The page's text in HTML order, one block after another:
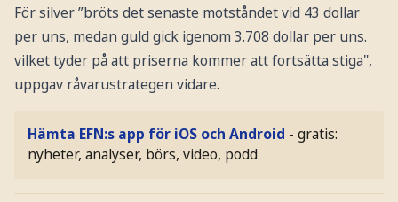
För silver ”bröts det senaste motståndet vid 43 dollar
per uns, medan guld gick igenom 3.708 dollar per uns.
vilket tyder på att priserna kommer att fortsätta stiga",
uppgav råvarustrategen vidare.
Hämta EFN:s app för iOS och Android - gratis:
nyheter, analyser, börs, video, podd